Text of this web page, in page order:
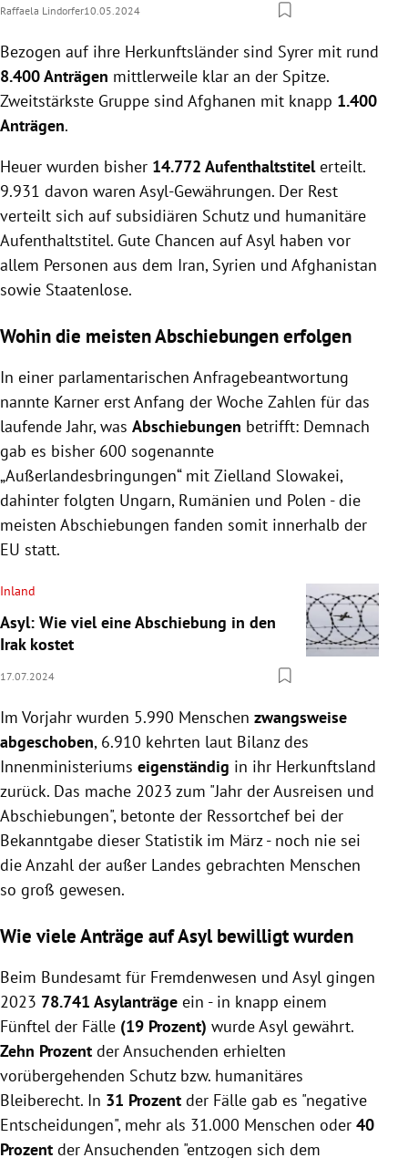
Raffaela Lindorfer10.05.2024
Bezogen auf ihre Herkunftsländer sind Syrer mit rund
8.400 Anträgen mittlerweile klar an der Spitze.
Zweitstärkste Gruppe sind Afghanen mit knapp 1.400
Anträgen.
Heuer wurden bisher 14.772 Aufenthaltstitelerteilt.
9.931 davon waren Asyl-Gewährungen. Der Rest
verteilt sich auf subsidiären Schutz und humanitäre
Aufenthaltstitel. Gute Chancen auf Asyl haben vor
allem Personen aus dem Iran, Syrien und Afghanistan
sowie Staatenlose.
Wohin die meisten Abschiebungen erfolgen
In einer parlamentarischen Anfragebeantwortung
nannte Karner erst Anfang der Woche Zahlen für das
laufende Jahr, was Abschiebungen betrifft: Demnach
gab es bisher 600 sogenannte
„Außerlandesbringungen“ mit Zielland Slowakei,
dahinter folgten Ungarn, Rumänien und Polen - die
meisten Abschiebungen fanden somit innerhalb der
EU statt.
Inland
Asyl: Wie viel eine Abschiebung in den
Irak kostet
17.07.2024
Im Vorjahr wurden 5.990 Menschen zwangsweise
abgeschoben, 6.910 kehrten laut Bilanz des
Innenministeriums eigenständig in ihr Herkunftsland
zurück. Das mache 2023 zum "Jahr der Ausreisen und
Abschiebungen", betonte der Ressortchef bei der
Bekanntgabe dieser Statistik im März - noch nie sei
die Anzahl der außer Landes gebrachten Menschen
so groß gewesen.
Wie viele Anträge auf Asyl bewilligt wurden
Beim Bundesamt für Fremdenwesen und Asyl gingen
2023 78.741 Asylanträge ein - in knapp einem
Fünftel der Fälle (19 Prozent) wurde Asyl gewährt.
Zehn Prozent der Ansuchenden erhielten
vorübergehenden Schutz bzw. humanitäres
Bleiberecht. In 31 Prozent der Fälle gab es "negative
Entscheidungen", mehr als 31.000 Menschen oder 40
Prozent der Ansuchenden "entzogen sich dem